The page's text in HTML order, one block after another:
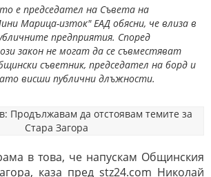
е председател на Съвета на
Марица-изток" ЕАД обясни, че влиза в
предприятия. Според
закон не могат да се съвместяват
съветник, председател на борд и
висши публични длъжности.
в това, че напускам Общинския
каза пред stz24.com Николай